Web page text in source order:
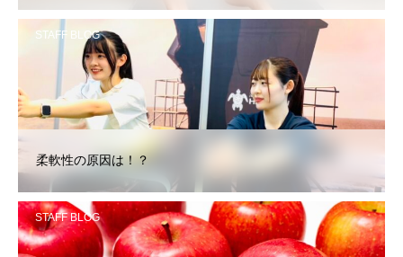
STAFF BLOG
柔軟性の原因は！？
STAFF BLOG